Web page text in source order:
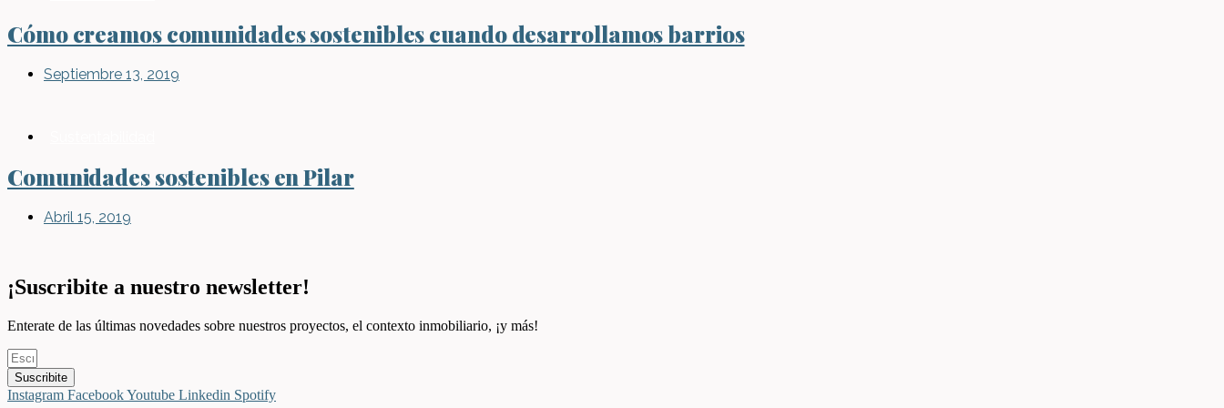
Cómo creamos comunidades sostenibles cuando desarrollamos barrios
Septiembre 13, 2019
Comunidades sostenibles en Pilar
Abril 15, 2019
¡Suscribite a nuestro newsletter!
Enterate de las últimas novedades sobre nuestros proyectos, el contexto inmobiliario, ¡y más!
Suscribite
Instagram FacebookYoutube Linkedin Spotify